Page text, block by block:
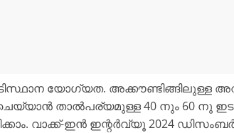
യോഗ്യത. അക്കൗണ്ടിങ്ങിലുള്ള
ചെയ്യാൻ താൽപര്യമുള്ള 40 നും 60 നു
വാക്ക്-ഇൻ ഇന്റർവ്യൂ 2024 ഡിസംബർ